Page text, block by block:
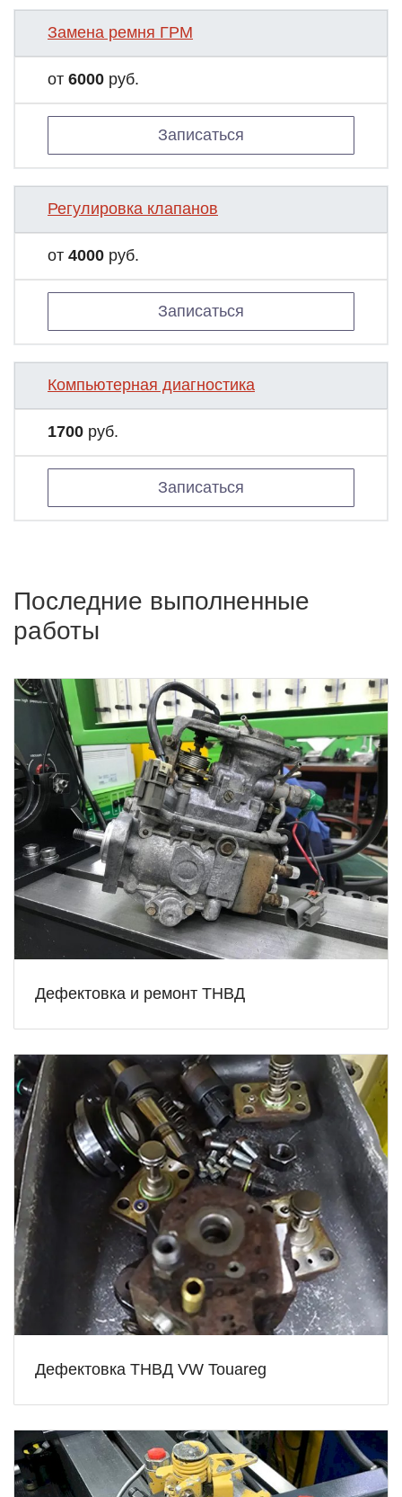
Замена ремня ГРМ
от 6000 руб.
Записаться
Регулировка клапанов
от 4000 руб.
Записаться
Компьютерная диагностика
1700 руб.
Записаться
Последние выполненные
работы
Дефектовка и ремонт ТНВД
Дефектовка ТНВД VW Touareg